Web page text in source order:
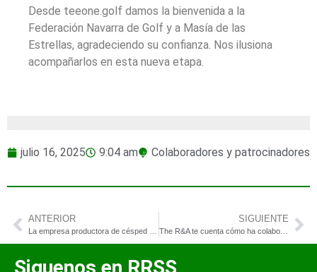
Desde teeone.golf damos la bienvenida a la
Federación Navarra de Golf y a Masía de las
Estrellas, agradeciendo su confianza. Nos ilusiona
acompañarlos en esta nueva etapa.
julio 16, 2025 9:04 am Colaboradores y patrocinadores
ANTERIOR
La empresa productora de césped natural NEWSOD acude al evento ETP Field Day 2025
SIGUIENTE
The R&A te cuenta cómo ha colaborado en la preparación de The Open